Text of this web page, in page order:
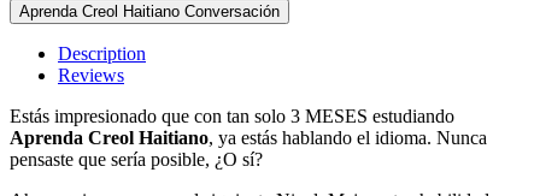
Aprenda Creol Haitiano Conversación
Description
Reviews
Estás impresionado que con tan solo 3 MESES estudiando
Aprenda Creol Haitiano, ya estás hablando el idioma. Nunca
pensaste que sería posible, ¿O sí?